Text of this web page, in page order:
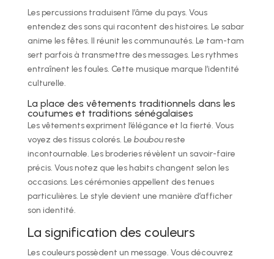
Les percussions traduisent l’âme du pays. Vous
entendez des sons qui racontent des histoires. Le sabar
anime les fêtes. Il réunit les communautés. Le tam-tam
sert parfois à transmettre des messages. Les rythmes
entraînent les foules. Cette musique marque l’identité
culturelle.
La place des vêtements traditionnels dans les
coutumes et traditions sénégalaises
Les vêtements expriment l’élégance et la fierté. Vous
voyez des tissus colorés. Le bouboureste
incontournable. Les broderies révèlent un savoir-faire
précis. Vous notez que les habits changent selon les
occasions. Les cérémonies appellent des tenues
particulières. Le style devient une manière d’afficher
son identité.
La signification des couleurs
Les couleurs possèdent un message. Vous découvrez